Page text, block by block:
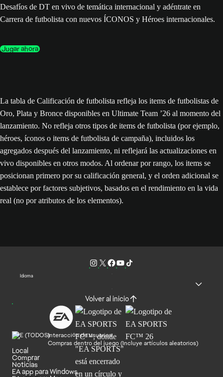
Desafíos de DT en vivo de temática internacional y adéntrate en
Carrera de futbolista con nuevos ÍCONOS y Héroes internacionales.
Jugar ahora
La tabla de Calificación de futbolista refleja los items de futbolistas de
Oro, Plata y Bronce disponibles en Ultimate Team ’26 al momento del
lanzamiento. No refleja otros tipos de items de futbolista (por ejemplo,
héroes, íconos o items de futbolista de campaña), incluidos los
agregados después del lanzamiento, ni reflejará las actualizaciones en
vivo disponibles en otros modos. Al ordenar por rango, los items se
posicionan primero por su calificación general, y el orden adicional se
establece por factores subjetivos, basados en el rendimiento en la vida
real (no por atributos de los elementos).
Idioma
Volver al inicio
Interacción de usuarios
Compras dentro del juego (Incluye artículos aleatorios)
Local
Comprar
Noticias
EA app para Windows